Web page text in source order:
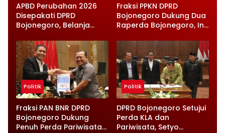
APBD Perubahan 2026
Disepakati DPRD
Bojonegoro, Belanja
Infrastruktur Diperkuat
Fraksi PPKN DPRD
Bojonegoro Dukung Dua
Raperda Bojonegoro, Ini
Disampaikan
Politik
Fraksi PAN BNR DPRD
Bojonegoro Dukung
Penuh Perda Pariwisata
Politik
DPRD Bojonegoro Setujui
Perda KLA dan
Pariwisata, Setyo